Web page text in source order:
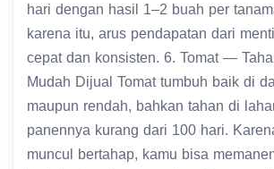
hari dengan hasil 1–2 buah per
karena itu, arus pendapatan dari
cepat dan konsisten. 6. Tomat —
Mudah Dijual Tomat tumbuh baik di
maupun rendah, bahkan tahan di
panennya kurang dari 100 hari.
muncul bertahap, kamu bisa